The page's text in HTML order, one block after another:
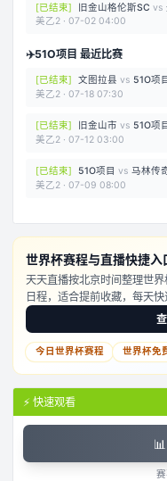
[已结束] 旧金山格伦斯SC vs
美乙2· 07-02 04:00
✈️51O项目 最近比赛
[已结束] 文图拉县 vs 51O项目
美乙2· 07-18 07:30
[已结束] 旧金山市 vs 51O项
美乙2· 07-12 03:00
[已结束] 51O项目 vs 马林传
美乙2· 07-09 08:00
世界杯赛程与直播快捷入
天天直播按北京时间整理世
日程，适合提前收藏，每天
今日世界杯赛程 世界杯免
⚡ 快速观看